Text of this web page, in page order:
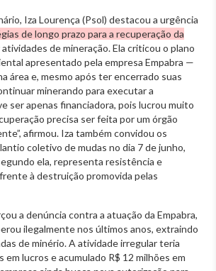
Iza Lourença (Psol) destacou a urgência
de longo prazo para a recuperação da
de mineração. Ela criticou o plano
apresentado pela empresa Empabra —
área e, mesmo após ter encerrado suas
minerando para executar a
ser apenas financiadora, pois lucrou muito
precisa ser feita por um órgão
afirmou. Iza também convidou os
coletivo de mudas no dia 7 de junho,
ela, representa resistência e
à destruição promovida pelas
a denúncia contra a atuação da Empabra,
ilegalmente nos últimos anos, extraindo
de minério. A atividade irregular teria
em lucros e acumulado R$ 12 milhões em